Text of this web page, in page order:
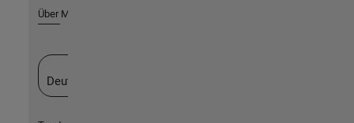
Über MathWorks
Deutschland